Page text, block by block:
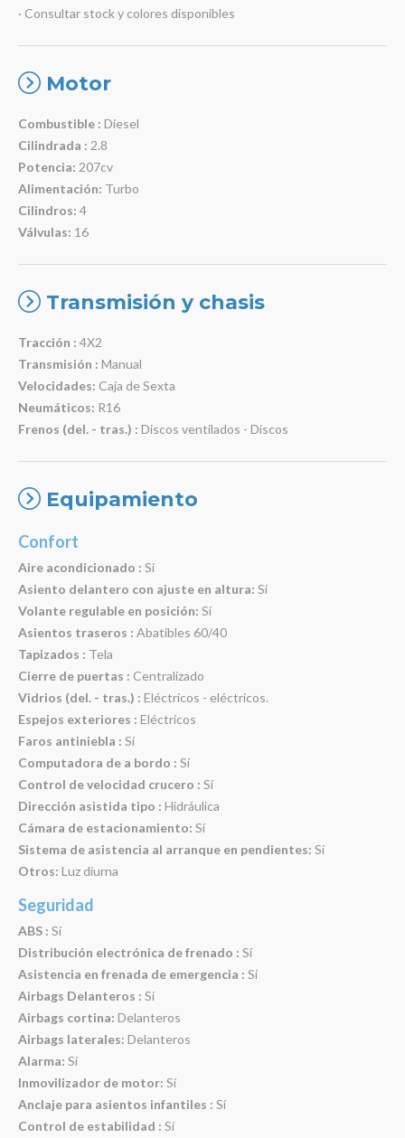
· Consultar stock y colores disponibles
Motor
Combustible : Diesel
Cilindrada : 2.8
Potencia: 207cv
Alimentación: Turbo
Cilindros: 4
Válvulas: 16
Transmisión y chasis
Tracción : 4X2
Transmisión : Manual
Velocidades: Caja de Sexta
Neumáticos: R16
Frenos (del. - tras.) : Discos ventilados - Discos
Equipamiento
Confort
Aire acondicionado : Si
Asiento delantero con ajuste en altura: Sí
Volante regulable en posición: Sí
Asientos traseros : Abatibles 60/40
Tapizados : Tela
Cierre de puertas : Centralizado
Vidrios (del. - tras.) : Eléctricos - eléctricos.
Espejos exteriores : Eléctricos
Faros antiniebla : Sí
Computadora de a bordo : Sí
Control de velocidad crucero : Sí
Dirección asistida tipo : Hidráulica
Cámara de estacionamiento: Sí
Sistema de asistencia al arranque en pendientes: Sí
Otros: Luz diurna
Seguridad
ABS : Sí
Distribución electrónica de frenado : Sí
Asistencia en frenada de emergencia : Sí
Airbags Delanteros : Sí
Airbags cortina: Delanteros
Airbags laterales: Delanteros
Alarma: Sí
Inmovilizador de motor: Sí
Anclaje para asientos infantiles : Sí
Control de estabilidad : Sí